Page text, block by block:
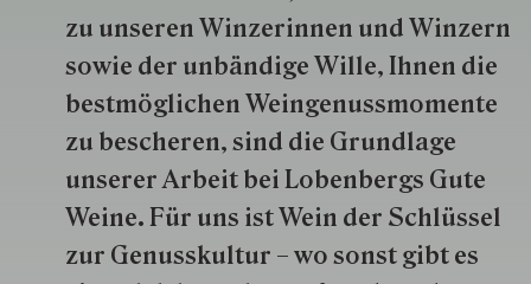
zu unseren Win­zer­innen und Win­zern
so­wie der un­bän­dige Wille, Ihnen die
best­mög­lich­en Wein­genuss­momente
zu besche­ren, sind die Grund­lage
unserer Arbeit bei Lobenbergs Gute
Weine. Für uns ist Wein der Schlüs­sel
zur Genuss­kultur – wo sonst gibt es